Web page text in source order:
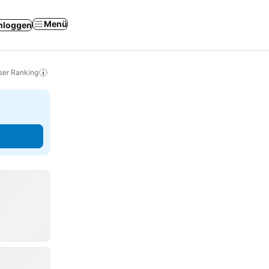
Menü
Ranking